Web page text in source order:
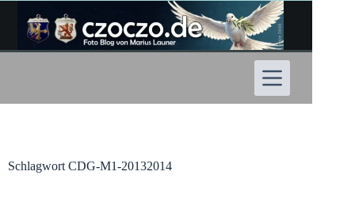
Inhalt
springen
Schlagwort CDG-M1-20132014